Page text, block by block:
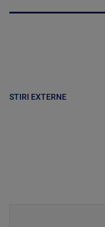
STIRI EXTERNE